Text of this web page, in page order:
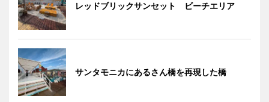
レッドブリックサンセット ビーチエリア
サンタモニカにあるさん橋を再現した橋